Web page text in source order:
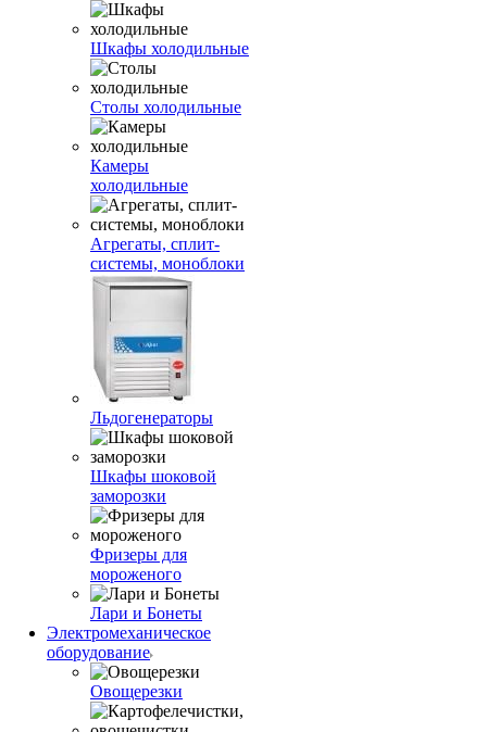
Шкафы холодильные
Столы холодильные
Камеры
холодильные
Агрегаты, сплит-
системы, моноблоки
Льдогенераторы
Шкафы шоковой
заморозки
Фризеры для
мороженого
Лари и Бонеты
Электромеханическое
оборудование
Овощерезки